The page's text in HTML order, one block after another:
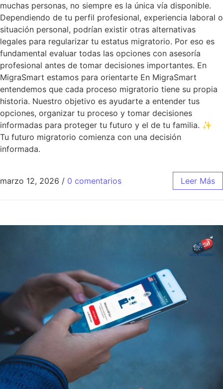
muchas personas, no siempre es la única vía disponible.
Dependiendo de tu perfil profesional, experiencia laboral o
situación personal, podrían existir otras alternativas
legales para regularizar tu estatus migratorio. Por eso es
fundamental evaluar todas las opciones con asesoría
profesional antes de tomar decisiones importantes. En
MigraSmart estamos para orientarte En MigraSmart
entendemos que cada proceso migratorio tiene su propia
historia. Nuestro objetivo es ayudarte a entender tus
opciones, organizar tu proceso y tomar decisiones
informadas para proteger tu futuro y el de tu familia. ✨
Tu futuro migratorio comienza con una decisión
informada.
marzo 12, 2026 / 0 comentarios Leer Más